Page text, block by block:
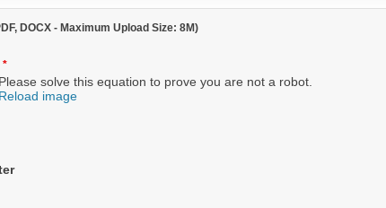
DOCX - Maximum Upload Size: 8M)
Please solve this equation to prove you are not a robot.
Reload image